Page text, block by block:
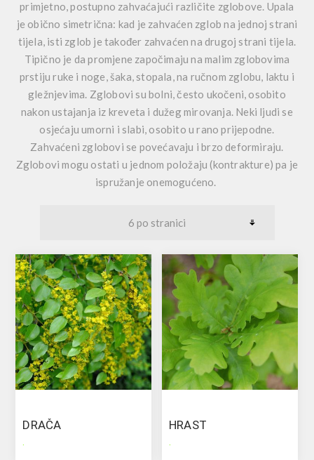
primjetno, postupno zahvaćajući različite zglobove. Upala
je obično simetrična: kad je zahvaćen zglob na jednoj strani
tijela, isti zglob je također zahvaćen na drugoj strani tijela.
Tipično je da promjene započimaju na malim zglobovima
prstiju ruke i noge, šaka, stopala, na ručnom zglobu, laktu i
gležnjevima. Zglobovi su bolni, često ukočeni, osobito
nakon ustajanja iz kreveta i dužeg mirovanja. Neki ljudi se
osjećaju umorni i slabi, osobito u rano prijepodne.
Zahvaćeni zglobovi se povećavaju i brzo deformiraju.
Zglobovi mogu ostati u jednom položaju (kontrakture) pa je
ispružanje onemogućeno.
DRAČA
.
HRAST
.